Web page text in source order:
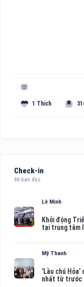
1 Thích
Check-in
8k bạn đọc
Lê Minh
Khởi động
tại trung tâm
Mỹ Thanh
‘Lầu chú
nhất từ trước